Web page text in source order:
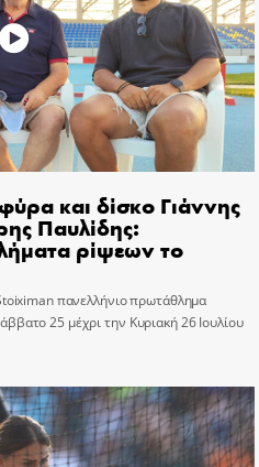
και δίσκο Γιάννης
Παυλίδης:
ρίψεων το
πανελλήνιο πρωτάθλημα
25 μέχρι την Κυριακή 26 Ιουλίου